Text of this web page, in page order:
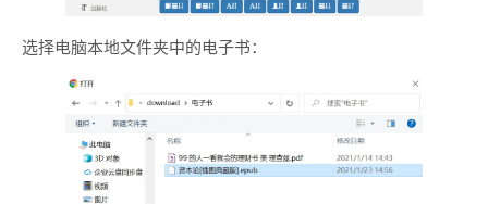
选择电脑本地文件夹中的电子书：